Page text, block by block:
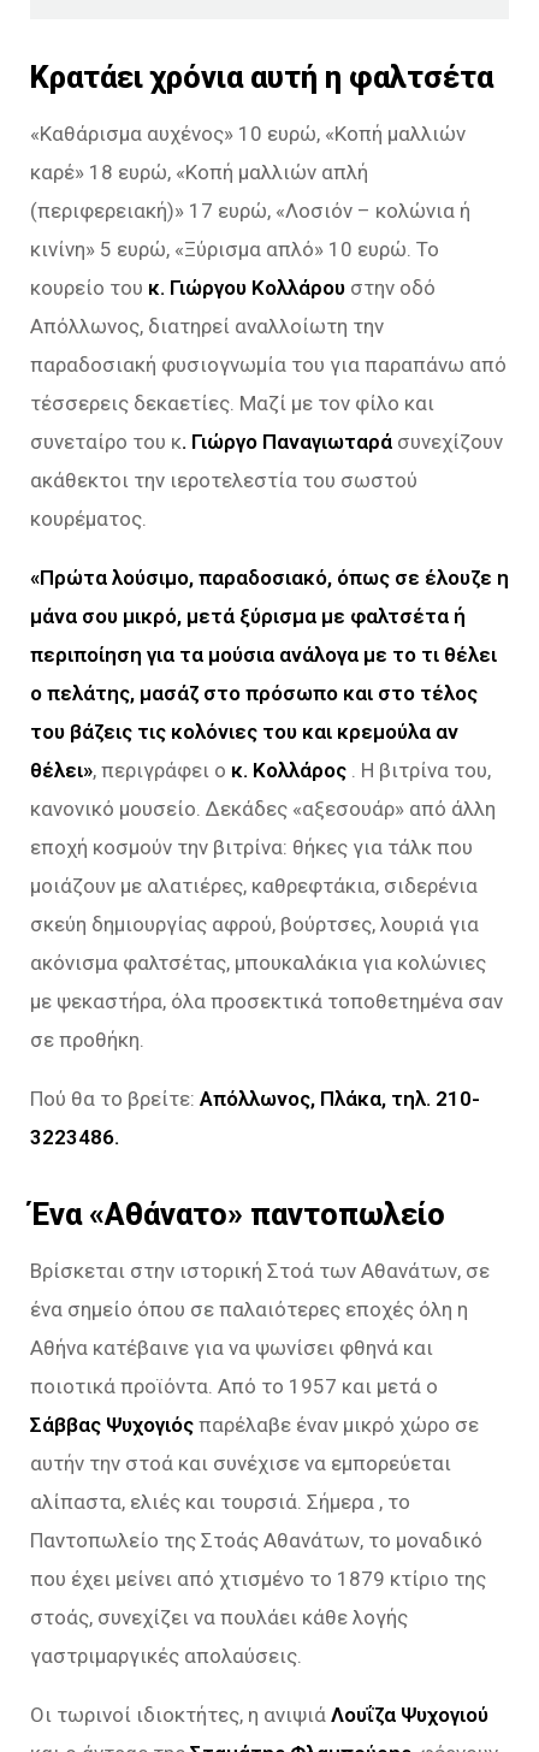
Κρατάει χρόνια αυτή η φαλτσέτα
«Καθάρισμα αυχένος» 10 ευρώ, «Κοπή μαλλιών
καρέ» 18 ευρώ, «Κοπή μαλλιών απλή
(περιφερειακή)» 17 ευρώ, «Λοσιόν – κολώνια ή
κινίνη» 5 ευρώ, «Ξύρισμα απλό» 10 ευρώ. Το
κουρείο του κ. Γιώργου Κολλάρου στην οδό
Απόλλωνος, διατηρεί αναλλοίωτη την
παραδοσιακή φυσιογνωμία του για παραπάνω από
τέσσερεις δεκαετίες. Μαζί με τον φίλο και
συνεταίρο του κ. Γιώργο Παναγιωταρά συνεχίζουν
ακάθεκτοι την ιεροτελεστία του σωστού
κουρέματος.
«Πρώτα λούσιμο, παραδοσιακό, όπως σε έλουζε η
μάνα σου μικρό, μετά ξύρισμα με φαλτσέτα ή
περιποίηση για τα μούσια ανάλογα με το τι θέλει
ο πελάτης, μασάζ στο πρόσωπο και στο τέλος
του βάζεις τις κολόνιες του και κρεμούλα αν
θέλει», περιγράφει ο κ. Κολλάρος . Η βιτρίνα του,
κανονικό μουσείο. Δεκάδες «αξεσουάρ» από άλλη
εποχή κοσμούν την βιτρίνα: θήκες για τάλκ που
μοιάζουν με αλατιέρες, καθρεφτάκια, σιδερένια
σκεύη δημιουργίας αφρού, βούρτσες, λουριά για
ακόνισμα φαλτσέτας, μπουκαλάκια για κολώνιες
με ψεκαστήρα, όλα προσεκτικά τοποθετημένα σαν
σε προθήκη.
Πού θα το βρείτε: Aπόλλωνος, Πλάκα, τηλ. 210-
3223486.
Ένα «Αθάνατο» παντοπωλείο
Βρίσκεται στην ιστορική Στοά των Αθανάτων, σε
ένα σημείο όπου σε παλαιότερες εποχές όλη η
Αθήνα κατέβαινε για να ψωνίσει φθηνά και
ποιοτικά προϊόντα. Από το 1957 και μετά ο
Σάββας Ψυχογιός παρέλαβε έναν μικρό χώρο σε
αυτήν την στοά και συνέχισε να εμπορεύεται
αλίπαστα, ελιές και τουρσιά. Σήμερα , το
Παντοπωλείο της Στοάς Αθανάτων, το μοναδικό
που έχει μείνει από χτισμένο το 1879 κτίριο της
στοάς, συνεχίζει να πουλάει κάθε λογής
γαστριμαργικές απολαύσεις.
Οι τωρινοί ιδιοκτήτες, η ανιψιά Λουΐζα Ψυχογιού